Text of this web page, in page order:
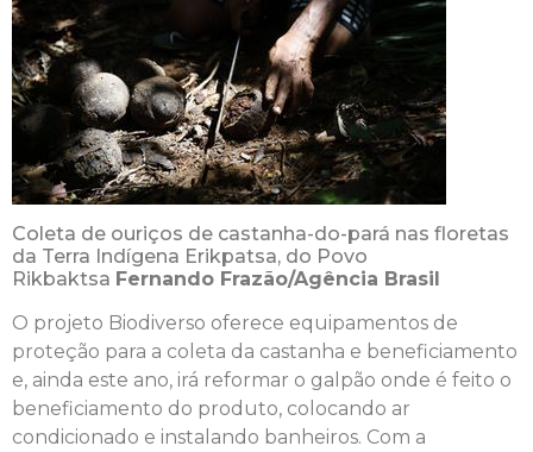
Coleta de ouriços de castanha-do-pará nas floretas
da Terra Indígena Erikpatsa, do Povo
Rikbaktsa Fernando Frazão/Agência Brasil
O projeto Biodiverso oferece equipamentos de
proteção para a coleta da castanha e beneficiamento
e, ainda este ano, irá reformar o galpão onde é feito o
beneficiamento do produto, colocando ar
condicionado e instalando banheiros. Com a